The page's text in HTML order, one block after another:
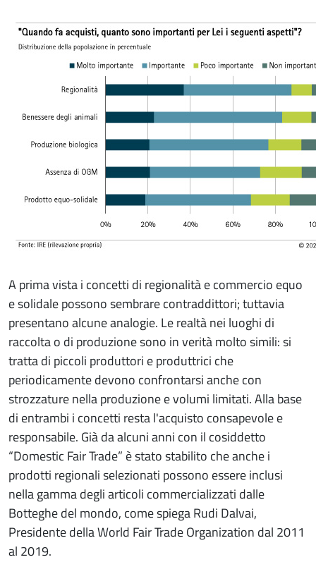
A prima vista i concetti di regionalità e commercio equo
e solidale possono sembrare contraddittori; tuttavia
presentano alcune analogie. Le realtà nei luoghi di
raccolta o di produzione sono in verità molto simili: si
tratta di piccoli produttori e produttrici che
periodicamente devono confrontarsi anche con
strozzature nella produzione e volumi limitati. Alla base
di entrambi i concetti resta l'acquisto consapevole e
responsabile. Già da alcuni anni con il cosiddetto
“Domestic Fair Trade” è stato stabilito che anche i
prodotti regionali selezionati possono essere inclusi
nella gamma degli articoli commercializzati dalle
Botteghe del mondo, come spiega Rudi Dalvai,
Presidente della World Fair Trade Organization dal 2011
al 2019.